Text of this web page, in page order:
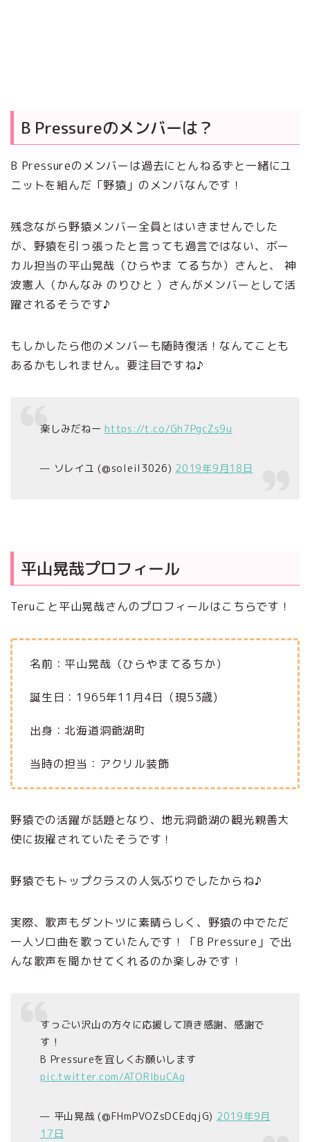
B Pressureのメンバーは？
B Pressureのメンバーは過去にとんねるずと一緒にユ
ニットを組んだ「野猿」のメンバなんです！
残念ながら野猿メンバー全員とはいきませんでした
が、野猿を引っ張ったと言っても過言ではない、ボー
カル担当の平山晃哉（ひらやま てるちか）さんと、 神
波憲人（かんなみ のりひと ）さんがメンバーとして活
躍されるそうです♪
もしかしたら他のメンバーも随時復活！なんてことも
あるかもしれません。要注目ですね♪
楽しみだねーhttps://t.co/Gh7PgcZs9u
— ソレイユ (@soleil3026) 2019年9月18日
平山晃哉プロフィール
Teruこと平山晃哉さんのプロフィールはこちらです！
名前：平山晃哉（ひらやまてるちか）
誕生日：1965年11月4日（現53歳)
出身：北海道洞爺湖町
当時の担当：アクリル装飾
野猿での活躍が話題となり、地元洞爺湖の観光親善大
使に抜擢されていたそうです！
野猿でもトップクラスの人気ぶりでしたからね♪
実際、歌声もダントツに素晴らしく、野猿の中でただ
一人ソロ曲を歌っていたんです！「B Pressure」で出
んな歌声を聞かせてくれるのか楽しみです！
すっごい沢山の方々に応援して頂き感謝、感謝で
す！
B Pressureを宜しくお願いします
pic.twitter.com/ATORlbuCAq
— 平山晃哉 (@FHmPVOZsDCEdqjG) 2019年9月
17日